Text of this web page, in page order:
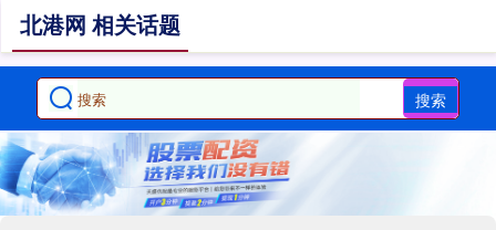
搜索
北港网 相关话题